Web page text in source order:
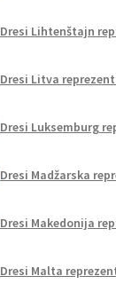
Dresi Lihtenštajn
Dresi Litva
Dresi Luksemburg
Dresi Madžarska
Dresi Makedonija
Dresi Malta